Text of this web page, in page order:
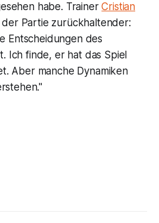
habe. TrainerCristian
Partie zurückhaltender:
Entscheidungen des
Ich finde, er hat das Spiel
Aber manche Dynamiken